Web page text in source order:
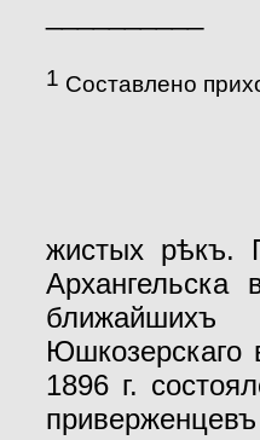
1 Составлено
жистых рѣкъ.
Юшкозерскаго
1896 г.